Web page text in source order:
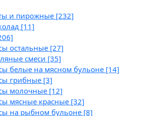
и пирожные [232]
[11]
остальные [27]
смеси [35]
белые на мясном бульоне [14]
грибные [3]
молочные [12]
мясные красные [32]
на рыбном бульоне [8]